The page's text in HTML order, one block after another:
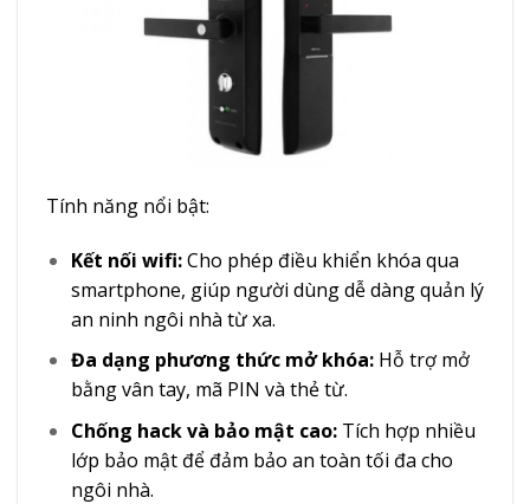
Tính năng nổi bật:
Kết nối wifi:Cho phép điều khiển khóa qua
smartphone, giúp người dùng dễ dàng quản lý
an ninh ngôi nhà từ xa.
Đa dạng phương thức mở khóa:Hỗ trợ mở
bằng vân tay, mã PIN và thẻ từ.
Chống hack và bảo mật cao:Tích hợp nhiều
lớp bảo mật để đảm bảo an toàn tối đa cho
ngôi nhà.